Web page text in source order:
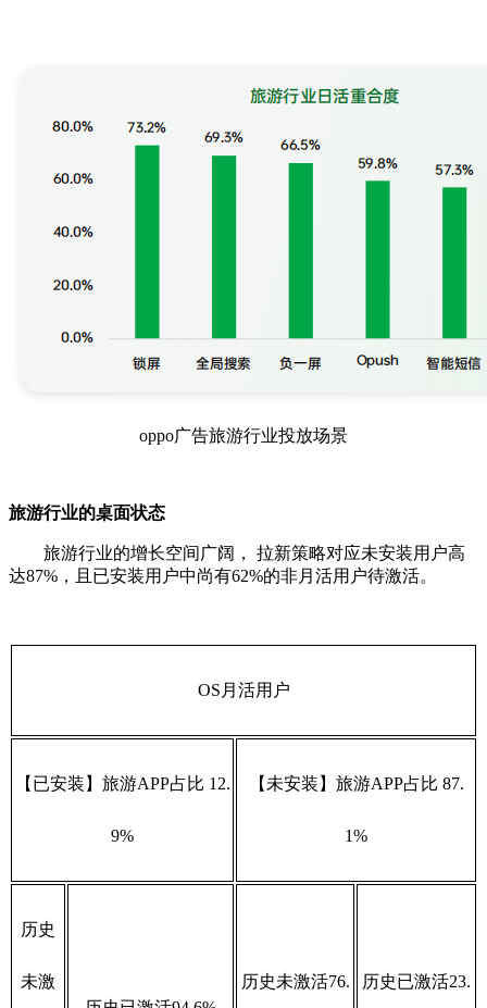
oppo广告旅游行业投放场景
旅游行业的桌面状态
旅游行业的增长空间广阔， 拉新策略对应未安装用户高
达87%，且已安装用户中尚有62%的非月活用户待激活。
OS月活用户
【已安装】旅游APP占比 12.
9%
【未安装】旅游APP占比 87.
1%
历史
未激
历史未激活76. 历史已激活23.